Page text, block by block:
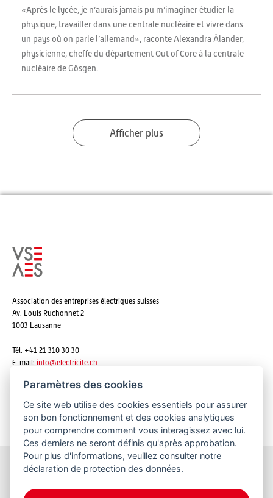
«Après le lycée, je n’aurais jamais pu m’imaginer étudier la
physique, travailler dans une centrale nucléaire et vivre dans
un pays où on parle l’allemand», raconte Alexandra Ålander,
physicienne, cheffe du département Out of Core à la centrale
nucléaire de Gösgen.
Afficher plus
Association des entreprises électriques suisses
Av. Louis Ruchonnet 2
1003 Lausanne
Tél. +41 21 310 30 30
E-mail: info@electricite.ch
S'abonner aux newsletters
Restez informés
Paramètres des cookies
Ce site web utilise des cookies essentiels pour assurer
son bon fonctionnement et des cookies analytiques
pour comprendre comment vous interagissez avec lui.
Ces derniers ne seront définis qu'après approbation.
Pour plus d'informations, veuillez consulter notre
déclaration de protection des données.